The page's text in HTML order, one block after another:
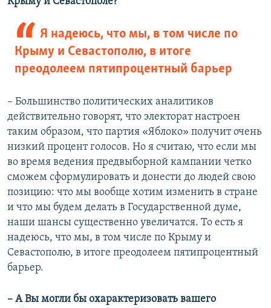
Я надеюсь, что мы, в том числе по
Крыму и Севастополю, в итоге
преодолеем пятипроцентный барьер
– Большинство политических аналитиков
действительно говорят, что электорат настроен
таким образом, что партия «Яблоко» получит очень
низкий процент голосов. Но я считаю, что если мы
во время ведения предвыборной кампании четко
сможем сформулировать и донести до людей свою
позицию: что мы вообще хотим изменить в стране
и что мы будем делать в Государственной думе,
наши шансы существенно увеличатся. То есть я
надеюсь, что мы, в том числе по Крыму и
Севастополю, в итоге преодолеем пятипроцентный
барьер.
– А Вы могли бы охарактеризовать вашего